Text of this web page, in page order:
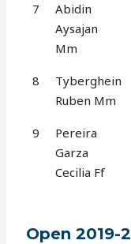
7
Abidin
Aysajan
Mm
8
Tyberghein
Ruben Mm
9
Pereira
Garza
Cecilia Ff
Open 2019-